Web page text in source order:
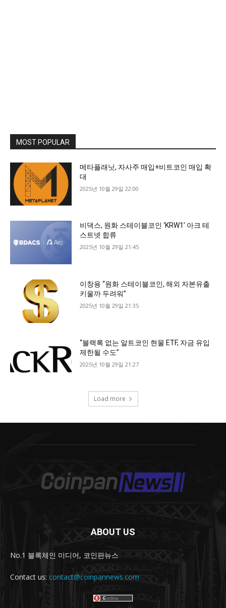
ABOUT US
No.1 블록체인 미디어, 코인판뉴스
Contact us: contact@coinpannews.com